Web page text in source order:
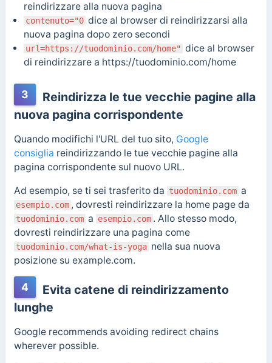
reindirizzare alla nuova pagina
contenuto="0 dice al browser di reindirizzarsi alla
nuova pagina dopo zero secondi
url=https://tuodominio.com/home" dice al browser
di reindirizzare a https://tuodominio.com/home
3
Reindirizza le tue vecchie pagine alla
nuova pagina corrispondente
Quando modifichi l'URL del tuo sito, Google
consiglia reindirizzando le tue vecchie pagine alla
pagina corrispondente sul nuovo URL.
Ad esempio, se ti sei trasferito da tuodominio.com a
esempio.com , dovresti reindirizzare la home page da
tuodominio.com a esempio.com . Allo stesso modo,
dovresti reindirizzare una pagina come
tuodominio.com/what-is-yoga nella sua nuova
posizione su example.com.
4
Evita catene di reindirizzamento
lunghe
Google recommends avoiding redirect chains
wherever possible.